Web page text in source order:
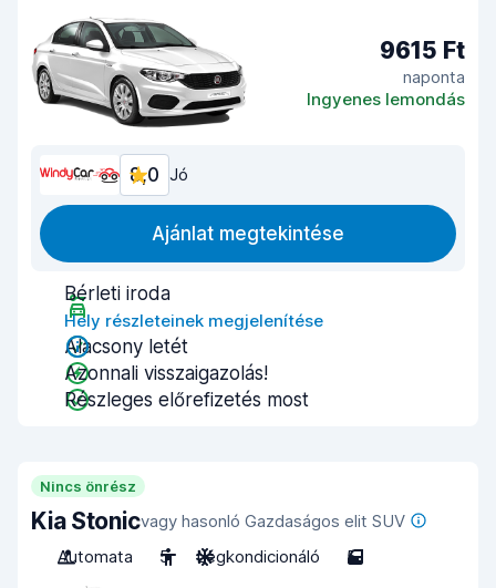
9615 Ft
naponta
Ingyenes lemondás
8,0 Jó
Ajánlat megtekintése
Bérleti iroda
Hely részleteinek megjelenítése
Alacsony letét
Azonnali visszaigazolás!
Részleges előrefizetés most
Nincs önrész
Kia Stonicvagy hasonló Gazdaságos elit SUV
Automata
5 Légkondicionáló 5